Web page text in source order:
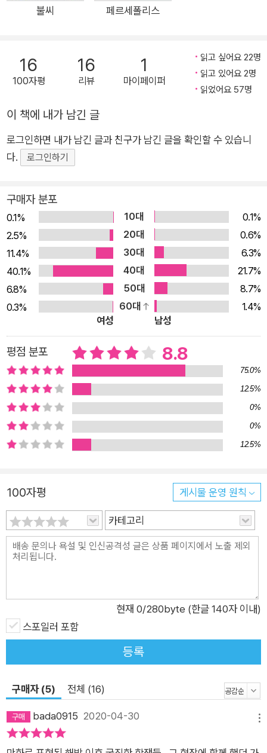
와 제주4‧3을 연결해 그려내는 상상력을 발휘하며 해녀들의 목
직하게 풀어낸다. 마영신은 지금까지도 계속되는 5‧18민주화운
동의 왜곡과 폄하를 지적하며, 40년 전 광주를 우리는 지금 어떻
게 기억해야 하는지 질문한다. 6‧10민주항쟁 현장을 뛰어다녔던
유승하는 자신의 경험을 살려 1987년 그날 다 함께 목놓아 외쳤
우리 사회가 지금의 민주주의를 이루어내기까지 거쳐온 길을 흥
미롭게 조명한다. 네 작품 모두 의미가 깊은 사건들을 새롭게 발
내일의 희망을 이야기하는 모든 ‘민주화운동’은 성숙한 시민들과
함께 계속 기억될 것이다. “우리는 해방된 세상, 새로운 세상을
꿈꾸었다. 심장은 요동치고 있었다.” 김홍모 『빗창』(제주4·3) 해
방 전후, 제주도는 그야말로 거대한 혼란 속에 있었다. 인구 증대
에 따른 실업난과 생활고, 일제와 미군정의 억압과 착취에 도민들
은 극심한 고통을 받았다. 특히 일제강점기 말 제주도지사가 해녀
조합장까지 겸직하면서 해녀들에 대한 부당한 착취는 극에 달했
다. 사회적 색채가 뚜렷한 작품으로 주목을 받아온 김홍모 작가의
『빗창』은 이처럼 혼란스러운 시기 제주도에서 일어난 해녀들의
항일시위와 제주4‧3을 감각적으로 그려내고 있다. 야학에서 만
난 세 해녀 련화, 미량, 재인은 해녀들의 생존권을 보장하고 일제
의 수탈에 항의하는 해녀시위를 주도했다. 일제강점기 말 벌어진
이 시위에 수많은 해녀들이 전복을 채취할 때 사용하는 도구인
‘빗창’을 들고 동참했고, 이들은 스스로의 힘으로 마땅한 권리를
쟁취해냈다. 그러나 억압은 여기서 끝나지 않았다. 일본이 항복하
테러 역시 이어졌다. 련화, 미량, 재인은 일제강점기 말 해녀시위
부터 1948년 제주4‧3까지 굵직한 사건들을 함께 경험하며 억압
에 굴하지 않고 끊임없이 저항한다. 무자비한 진압으로 수많은 희
생자를 낳은 제주4‧3, 이 비극 속 해녀들의 외침이 사무치도록 생
생하다. “너무나 당연한 것을 억압받다 해방되었을 때 얻게 되는
바람, 물, 자유처럼.” 윤태호 『사일구』(4‧19혁명) 『사일구』의 주
인공 김현용은 1936년생으로 일제강점기에 세상에 나왔다. 태어
나니 일본인의 세상이라 그에 순응하며 성장했고, 의미도 모르는
채 해방과 전쟁을 경험했다. 공습으로 아버지를 잃고, 어린 나이
에 징집되어 전쟁터에서 총탄을 피해야 했던 그에게 가장 중요한
것은 평화나 자유, 민주주의 같은 대의가 아니라 당장의 생존이었
다. 3‧15부정선거를 규탄하고 민주주의를 실현하려는 학생과 시
민들의 목소리가 드높던 1960년, 먹고사는 문제를 해결하는 데
급급했던 현용은 ‘겁쟁이’라는 동생의 비난에도 부당한 현실을 애
불씨 페르세폴리스
16
100자평
16
리뷰
1
마이페이퍼
읽고 싶어요 22명
읽고 있어요 2명
읽었어요 57명
이 책에 내가 남긴 글
로그인하면 내가 남긴 글과 친구가 남긴 글을 확인할 수 있습니
다.
로그인하기
구매자 분포
0.1% 10대
0.1%
2.5%
20대
0.6%
11.4%
30대
6.3%
40.1%
40대
21.7%
6.8%
50대
8.7%
0.3%
60대
1.4%
여성
남성
평점 분포 8.8
75.0%
12.5%
0%
0%
12.5%
100자평 게시물 운영 원칙
카테고리
현재 0/280byte (한글 140자 이내)
스포일러 포함
등록
구매자 (5) 전체 (16)
bada0915 2020-04-30